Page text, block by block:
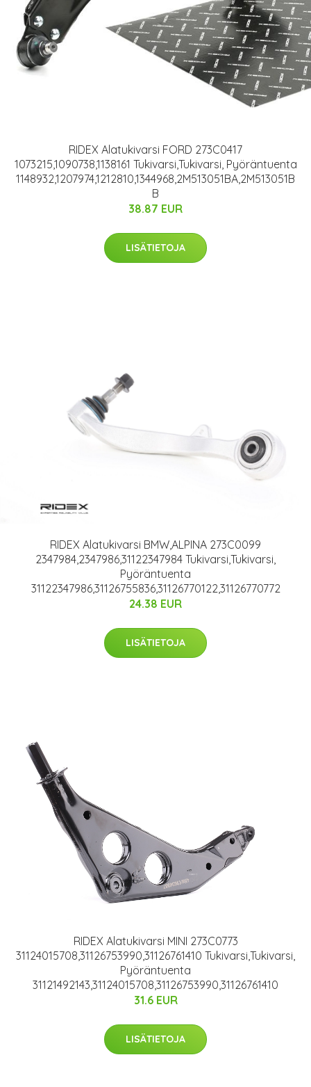
RIDEX Alatukivarsi FORD 273C0417
1073215,1090738,1138161 Tukivarsi,Tukivarsi, Pyöräntuenta
1148932,1207974,1212810,1344968,2M513051BA,2M513051B
B
38.87 EUR
LISÄTIETOJA
RIDEX Alatukivarsi BMW,ALPINA 273C0099
2347984,2347986,31122347984 Tukivarsi,Tukivarsi,
Pyöräntuenta
31122347986,31126755836,31126770122,31126770772
24.38 EUR
LISÄTIETOJA
RIDEX Alatukivarsi MINI 273C0773
31124015708,31126753990,31126761410 Tukivarsi,Tukivarsi,
Pyöräntuenta
31121492143,31124015708,31126753990,31126761410
31.6 EUR
LISÄTIETOJA